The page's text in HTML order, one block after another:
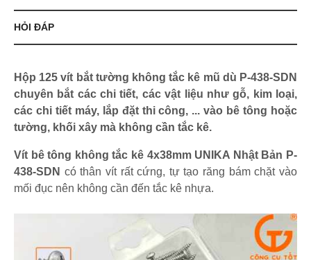
HỎI ĐÁP
Hộp 125 vít bắt tường không tắc kê mũ dù P-438-SDN
chuyên bắt các chi tiết, các vật liệu như gỗ, kim loại,
các chi tiết máy, lắp đặt thi công, ... vào bê tông hoặc
tường, khối xây mà không cần tắc kê.
Vít bê tông không tắc kê 4x38mm UNIKA Nhật Bản P-
438-SDN có thân vít rất cứng, tự tạo răng bám chặt vào
mối đục nên không cần đến tắc kê nhựa.